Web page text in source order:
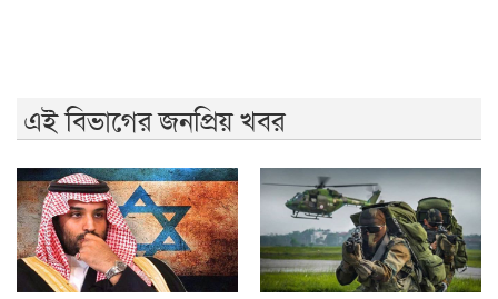
এই বিভাগের জনপ্রিয় খবর